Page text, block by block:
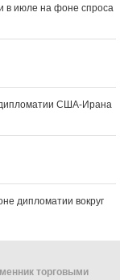
в июле на фоне спроса
США‑Ирана
дипломатии вокруг
торговыми